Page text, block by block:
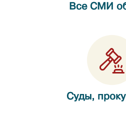
Все СМИ
Суды,